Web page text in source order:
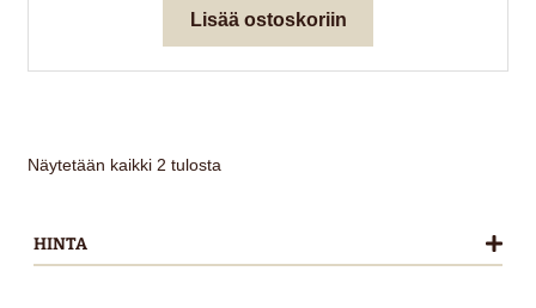
Lisää ostoskoriin
Näytetään kaikki 2 tulosta
HINTA